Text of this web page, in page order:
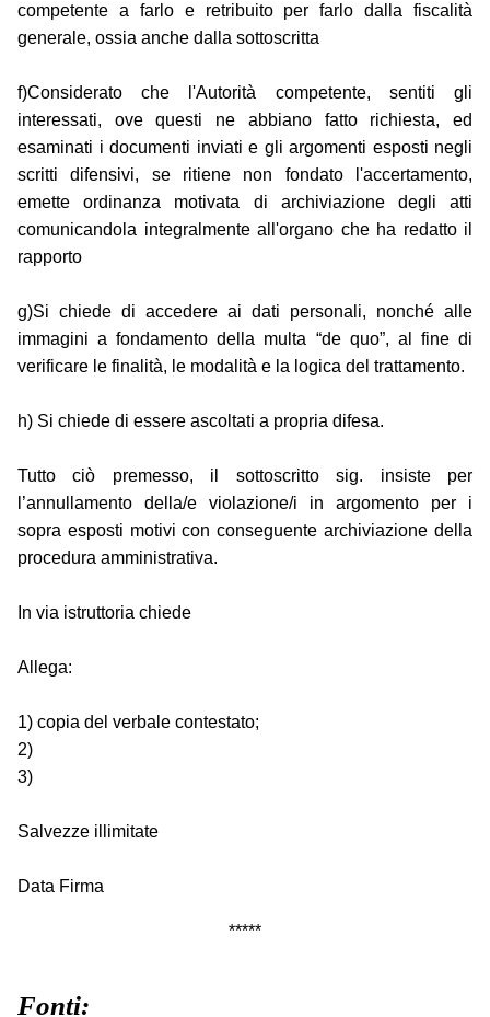
competente a farlo e retribuito per farlo dalla fiscalità
generale, ossia anche dalla sottoscritta
f)Considerato che l'Autorità competente, sentiti gli
interessati, ove questi ne abbiano fatto richiesta, ed
esaminati i documenti inviati e gli argomenti esposti negli
scritti difensivi, se ritiene non fondato l'accertamento,
emette ordinanza motivata di archiviazione degli atti
comunicandola integralmente all'organo che ha redatto il
rapporto
g)Si chiede di accedere ai dati personali, nonché alle
immagini a fondamento della multa “de quo”, al fine di
verificare le finalità, le modalità e la logica del trattamento.
h) Si chiede di essere ascoltati a propria difesa.
Tutto ciò premesso, il sottoscritto sig. insiste per
l’annullamento della/e violazione/i in argomento per i
sopra esposti motivi con conseguente archiviazione della
procedura amministrativa.
In via istruttoria chiede
Allega:
1) copia del verbale contestato;
2)
3)
Salvezze illimitate
Data Firma
*****
Fonti: